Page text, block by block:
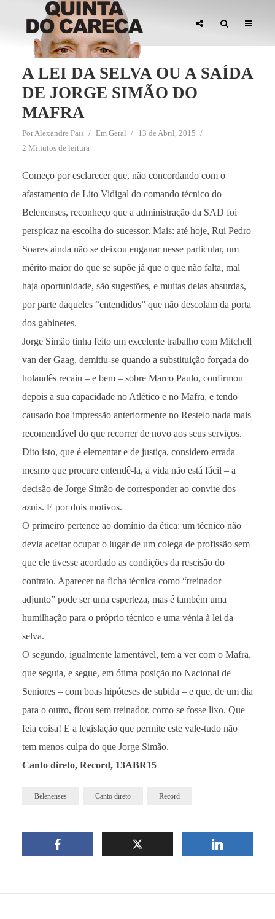
A LEI DA SELVA OU A SAÍDA
DE JORGE SIMÃO DO
MAFRA
PorAlexandre Pais Em Geral
13 de Abril, 2015
2 Minutos de leitura
Começo por esclarecer que, não concordando com o
afastamento de Lito Vidigal do comando técnico do
Belenenses, reconheço que a administração da SAD foi
perspicaz na escolha do sucessor. Mais: até hoje, Rui Pedro
Soares ainda não se deixou enganar nesse particular, um
mérito maior do que se supõe já que o que não falta, mal
haja oportunidade, são sugestões, e muitas delas absurdas,
por parte daqueles “entendidos” que não descolam da porta
dos gabinetes.
Jorge Simão tinha feito um excelente trabalho com Mitchell
van der Gaag, demitiu-se quando a substituição forçada do
holandês recaiu – e bem – sobre Marco Paulo, confirmou
depois a sua capacidade no Atlético e no Mafra, e tendo
causado boa impressão anteriormente no Restelo nada mais
recomendável do que recorrer de novo aos seus serviços.
Dito isto, que é elementar e de justiça, considero errada –
mesmo que procure entendê-la, a vida não está fácil – a
decisão de Jorge Simão de corresponder ao convite dos
azuis. E por dois motivos.
O primeiro pertence ao domínio da ética: um técnico não
devia aceitar ocupar o lugar de um colega de profissão sem
que ele tivesse acordado as condições da rescisão do
contrato. Aparecer na ficha técnica como “treinador
adjunto” pode ser uma esperteza, mas é também uma
humilhação para o próprio técnico e uma vénia à lei da
selva.
O segundo, igualmente lamentável, tem a ver com o Mafra,
que seguia, e segue, em ótima posição no Nacional de
Seniores – com boas hipóteses de subida – e que, de um dia
para o outro, ficou sem treinador, como se fosse lixo. Que
feia coisa! E a legislação que permite este vale-tudo não
tem menos culpa do que Jorge Simão.
Canto direto, Record, 13ABR15
Belenenses Canto direto Record